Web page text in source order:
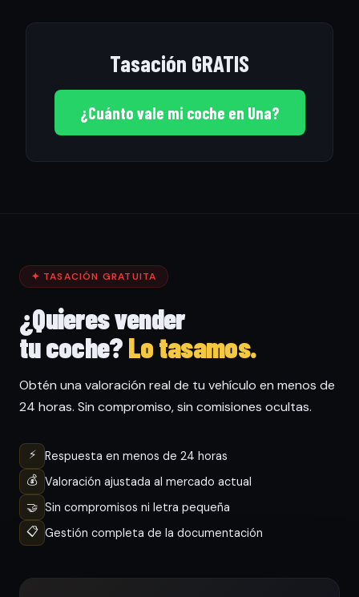
Tasación GRATIS
¿Cuánto vale mi coche en Una?
✦ TASACIÓN GRATUITA
¿Quieres vender
tu coche?Lo tasamos.
Obtén una valoración real de tu vehículo en menos de
24 horas. Sin compromiso, sin comisiones ocultas.
⚡
Respuesta en menos de 24 horas
💰 Valoración ajustada al mercado actual
🤝 Sin compromisos ni letra pequeña
📋 Gestión completa de la documentación